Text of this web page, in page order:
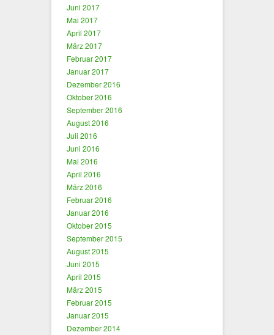
Juni 2017
Mai 2017
April 2017
März 2017
Februar 2017
Januar 2017
Dezember 2016
Oktober 2016
September 2016
August 2016
Juli 2016
Juni 2016
Mai 2016
April 2016
März 2016
Februar 2016
Januar 2016
Oktober 2015
September 2015
August 2015
Juni 2015
April 2015
März 2015
Februar 2015
Januar 2015
Dezember 2014